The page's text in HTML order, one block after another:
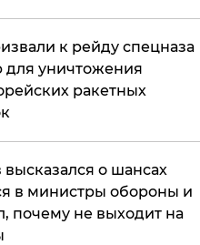
к рейду спецназа
для уничтожения
ракетных
о шансах
в министры обороны и
почему не выходит на